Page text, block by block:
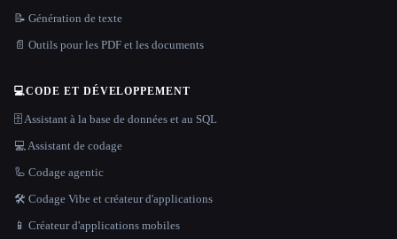
📝 Génération de texte
📄 Outils pour les PDF et les documents
💻CODE ET DÉVELOPPEMENT
🗄️ Assistant à la base de données et au SQL
💻 Assistant de codage
🦾 Codage agentic
🛠️ Codage Vibe et créateur d'applications
📱 Créateur d'applications mobiles